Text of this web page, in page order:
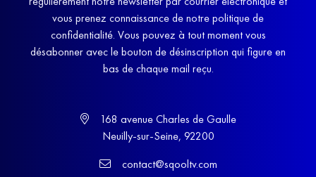
vous prenez connaissance de notre politique de
confidentialité. Vous pouvez à tout moment vous
désabonner avec le bouton de désinscription qui figure en
bas de chaque mail reçu.
168 avenue Charles de Gaulle
Neuilly-sur-Seine, 92200
contact@sqooltv.com